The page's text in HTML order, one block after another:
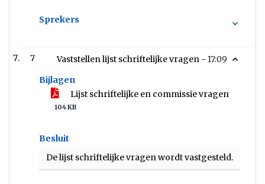
Sprekers
7 Vaststellen lijst schriftelijke vragen - 17:09
Bijlagen
Lijst schriftelijke en commissie vragen
104 KB
Besluit
De lijst schriftelijke vragen wordt vastgesteld.